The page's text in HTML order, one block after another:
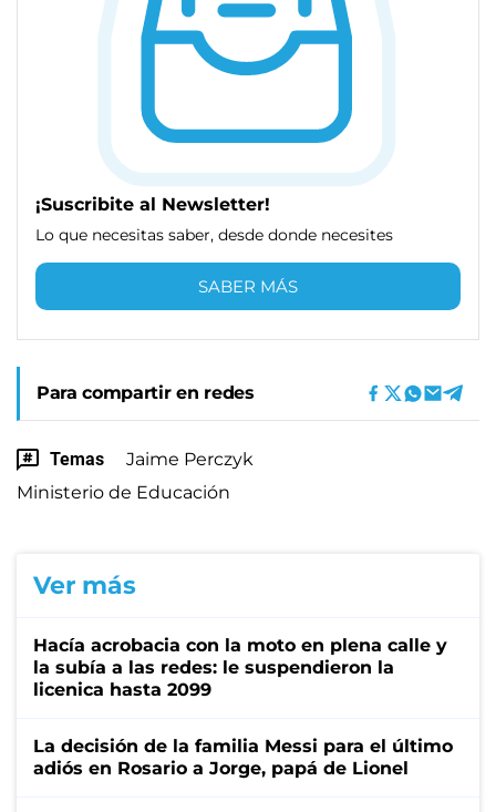
¡Suscribite al Newsletter!
Lo que necesitas saber, desde donde necesites
SABER MÁS
Para compartir en redes
Temas
Jaime Perczyk
Ministerio de Educación
Ver más
Hacía acrobacia con la moto en plena calle y
la subía a las redes: le suspendieron la
licenica hasta 2099
La decisión de la familia Messi para el último
adiós en Rosario a Jorge, papá de Lionel